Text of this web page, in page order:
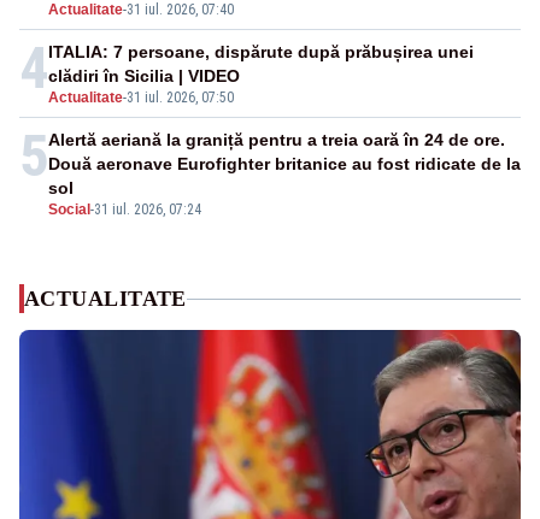
Actualitate-31 iul. 2026, 07:40
4Actualitate-31 iul. 2026, 07:50
ITALIA: 7 persoane, dispărute după prăbușirea unei
clădiri în Sicilia | VIDEO
5
Social -31 iul. 2026, 07:24
Alertă aeriană la graniță pentru a treia oară în 24 de ore.
Două aeronave Eurofighter britanice au fost ridicate de la
sol
ACTUALITATE